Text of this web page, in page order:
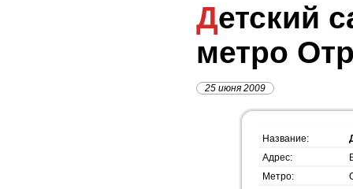
Детский сад №1350,
метро
25 июня 2009
Название:
Адрес:
Метро: